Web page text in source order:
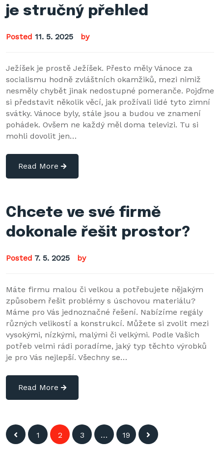
je stručný přehled
Posted 11. 5. 2025 by
Ježíšek je prostě Ježíšek. Přesto měly Vánoce za
socialismu hodně zvláštních okamžiků, mezi nimiž
nesměly chybět jinak nedostupné pomeranče. Pojďme
si představit několik věcí, jak prožívali lidé tyto zimní
svátky. Vánoce byly, stále jsou a budou ve znamení
pohádek. Ovšem ne každý měl doma televizi. Tu si
mohli dovolit jen…
Read More
Chcete ve své firmě
dokonale řešit prostor?
Posted 7. 5. 2025 by
Máte firmu malou či velkou a potřebujete nějakým
způsobem řešit problémy s úschovou materiálu?
Máme pro Vás jednoznačné řešení. Nabízíme regály
různých velikostí a konstrukcí. Můžete si zvolit mezi
vysokými, nízkými, malými či velkými. Podle Vašich
potřeb velmi rádi poradíme, jaký typ těchto výrobků
je pro Vás nejlepší. Všechny se…
Read More
Navigace
1 2 3 … 19